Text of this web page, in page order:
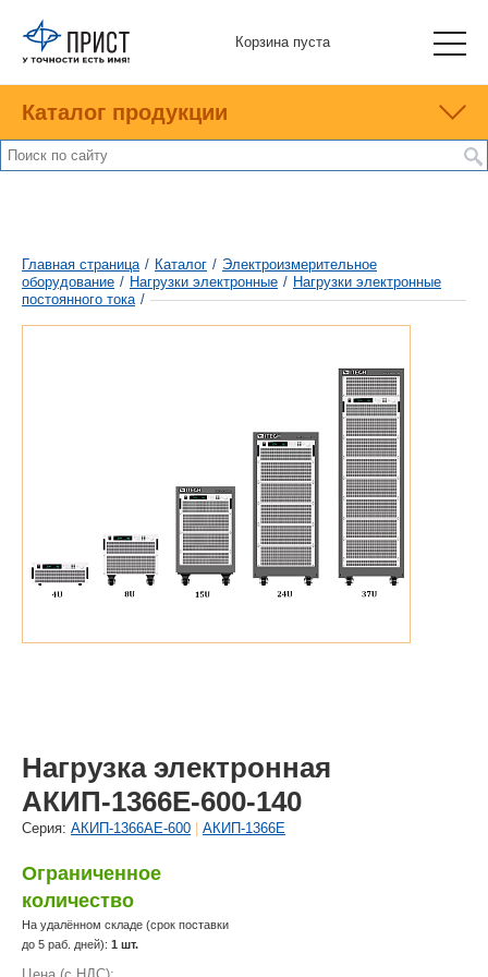
Корзина пуста
Каталог продукции
Главная страница / Каталог / Электроизмерительное
оборудование / Нагрузки электронные / Нагрузки электронные
постоянного тока /
Нагрузка электронная
АКИП-1366Е-600-140
Cерия: АКИП-1366АЕ-600 АКИП-1366Е
Ограниченное
количество
На удалённом складе (срок поставки
до 5 раб. дней): 1 шт.